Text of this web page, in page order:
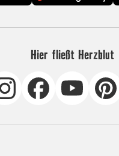
Hier fließt Herzblut